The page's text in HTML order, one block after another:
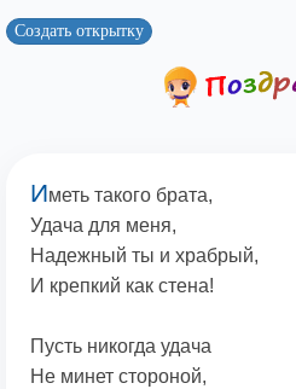
Создать открытку
Иметь такого брата,
Удача для меня,
Надежный ты и храбрый,
И крепкий как стена!
Пусть никогда удача
Не минет стороной,